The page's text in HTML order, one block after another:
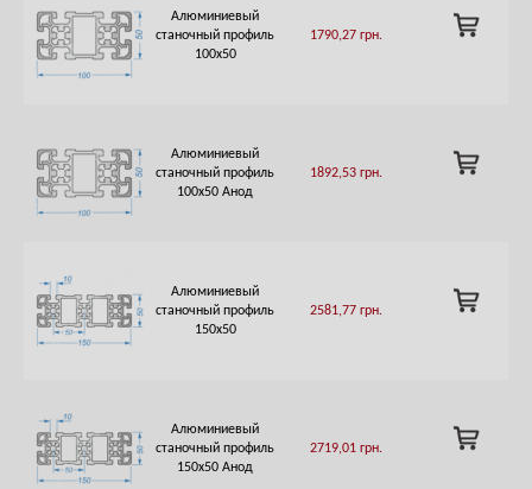
Алюминиевый
станочный профиль
100х50
1790,27 грн.
ADD
TO
Алюминиевый
станочный профиль
100х50 Анод
1892,53 грн.
ADD
TO
Алюминиевый
станочный профиль
150х50
2581,77 грн.
ADD
TO
Алюминиевый
станочный профиль
150х50 Анод
2719,01 грн.
ADD
TO